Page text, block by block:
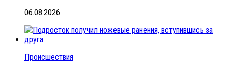
06.08.2026
Происшествия